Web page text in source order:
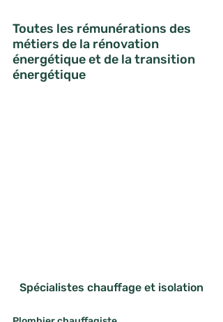
Toutes les rémunérations des
métiers de la rénovation
énergétique et de la transition
énergétique
Spécialistes chauffage et isolation